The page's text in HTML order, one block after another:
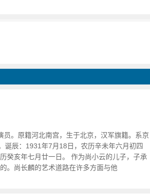
。原籍河北南宫，生于北京，汉军旗籍。系京
诞辰：1931年7月18日，农历辛未年六月初四
癸亥年七月廿一日。 作为尚小云的儿子，子承
。尚长麟的艺术道路在许多方面与他